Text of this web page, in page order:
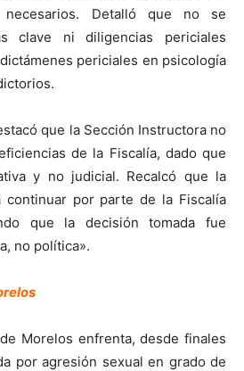
necesarios. Detalló que no se
clave ni diligencias periciales
periciales en psicología
que la Sección Instructora no
de la Fiscalía, dado que
y no judicial. Recalcó que la
continuar por parte de la Fiscalía
que la decisión tomada fue
no política».
Morelos enfrenta, desde finales
por agresión sexual en grado de